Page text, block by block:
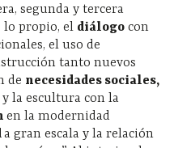
segunda y tercera
lo propio, el diálogo con
el uso de
tanto nuevos
de necesidades sociales,
la escultura con la
en la modernidad
a gran escala y la relación